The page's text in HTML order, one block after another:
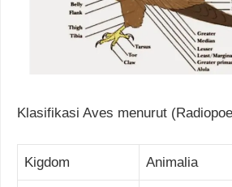
Klasifikasi Aves menurut
Kigdom Animalia